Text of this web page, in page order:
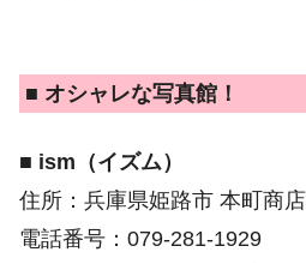
■ オシャレな写真館！
■ ism（イズム）
住所：兵庫県姫路市 本町商
電話番号：079-281-1929